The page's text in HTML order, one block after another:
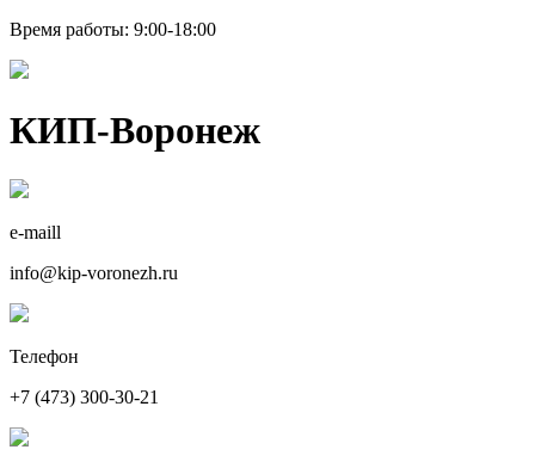
Время работы: 9:00-18:00
КИП-Воронеж
e-maill
info@kip-voronezh.ru
Телефон
+7 (473) 300-30-21